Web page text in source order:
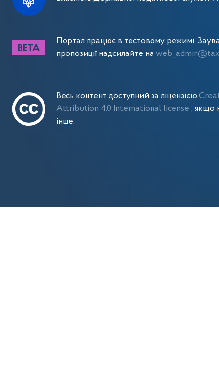
Портал працює в тестовому режимі.
пропозиції надсилайте на
Весь контент доступний за ліцензією
Attribution 4.0 International license , якщо
інше.